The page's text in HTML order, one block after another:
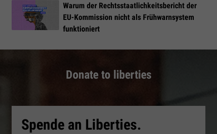
Warum der Rechtsstaatlichkeitsbericht der
EU-Kommission nicht als Frühwarnsystem
funktioniert
Donate to liberties
Spende an Liberties.